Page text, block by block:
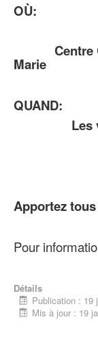
OÙ:
Salle
Centre
Marie
QUAND:
Les
- de
- de
Apportez
Pour
Détails
Publication : 19
Mis à jour : 19